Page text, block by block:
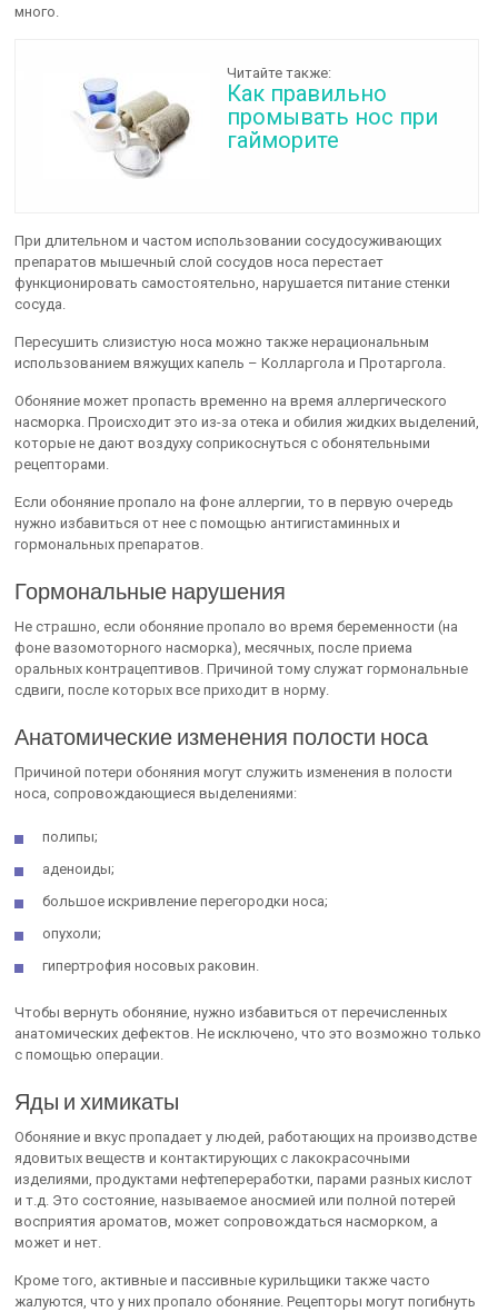
много.
Читайте также:
Как правильно
промывать нос при
гайморите
При длительном и частом использовании сосудосуживающих
препаратов мышечный слой сосудов носа перестает
функционировать самостоятельно, нарушается питание стенки
сосуда.
Пересушить слизистую носа можно также нерациональным
использованием вяжущих капель – Колларгола и Протаргола.
Обоняние может пропасть временно на время аллергического
насморка. Происходит это из-за отека и обилия жидких выделений,
которые не дают воздуху соприкоснуться с обонятельными
рецепторами.
Если обоняние пропало на фоне аллергии, то в первую очередь
нужно избавиться от нее с помощью антигистаминных и
гормональных препаратов.
Гормональные нарушения
Не страшно, если обоняние пропало во время беременности (на
фоне вазомоторного насморка), месячных, после приема
оральных контрацептивов. Причиной тому служат гормональные
сдвиги, после которых все приходит в норму.
Анатомические изменения полости носа
Причиной потери обоняния могут служить изменения в полости
носа, сопровождающиеся выделениями:
полипы;
аденоиды;
большое искривление перегородки носа;
опухоли;
гипертрофия носовых раковин.
Чтобы вернуть обоняние, нужно избавиться от перечисленных
анатомических дефектов. Не исключено, что это возможно только
с помощью операции.
Яды и химикаты
Обоняние и вкус пропадает у людей, работающих на производстве
ядовитых веществ и контактирующих с лакокрасочными
изделиями, продуктами нефтепереработки, парами разных кислот
и т.д. Это состояние, называемое аносмией или полной потерей
восприятия ароматов, может сопровождаться насморком, а
может и нет.
Кроме того, активные и пассивные курильщики также часто
жалуются, что у них пропало обоняние. Рецепторы могут погибнуть